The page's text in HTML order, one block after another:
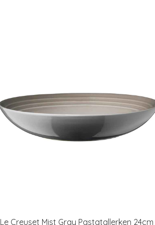
Le Creuset Mist Gray Pastatallerken 24cm